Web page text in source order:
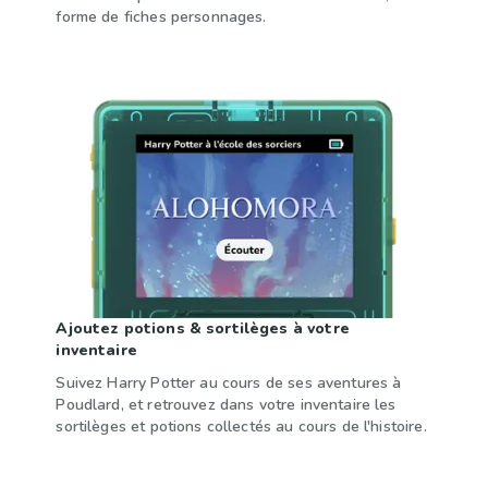
forme de fiches personnages.
Ajoutez potions & sortilèges à votre
inventaire
Suivez Harry Potter au cours de ses aventures à
Poudlard, et retrouvez dans votre inventaire les
sortilèges et potions collectés au cours de l'histoire.